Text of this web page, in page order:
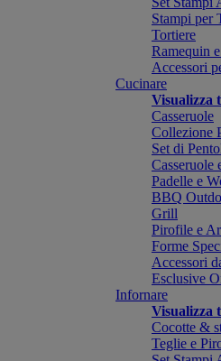
Stampi per
Tortiere
Ramequin
Accessori
Cucinare
Visualizza
Casseruole
Collezione
Set di
Casseruole
Padelle e
BBQ
Grill
Pirofile e
Forme
Accessori
Esclusive
Infornare
Visualizza
Cocotte &
Teglie e